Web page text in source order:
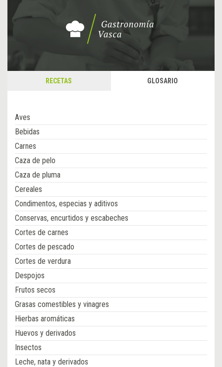
RECETAS GLOSARIO
Aves
Bebidas
Carnes
Caza de pelo
Caza de pluma
Cereales
Condimentos, especias y aditivos
Conservas, encurtidos y escabeches
Cortes de carnes
Cortes de pescado
Cortes de verdura
Despojos
Frutos secos
Grasas comestibles y vinagres
Hierbas aromáticas
Huevos y derivados
Insectos
Leche, nata y derivados